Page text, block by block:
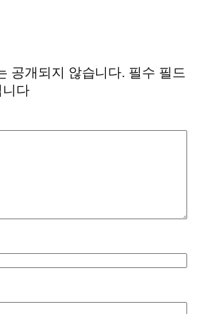
공개되지 않습니다. 필수 필드
니다